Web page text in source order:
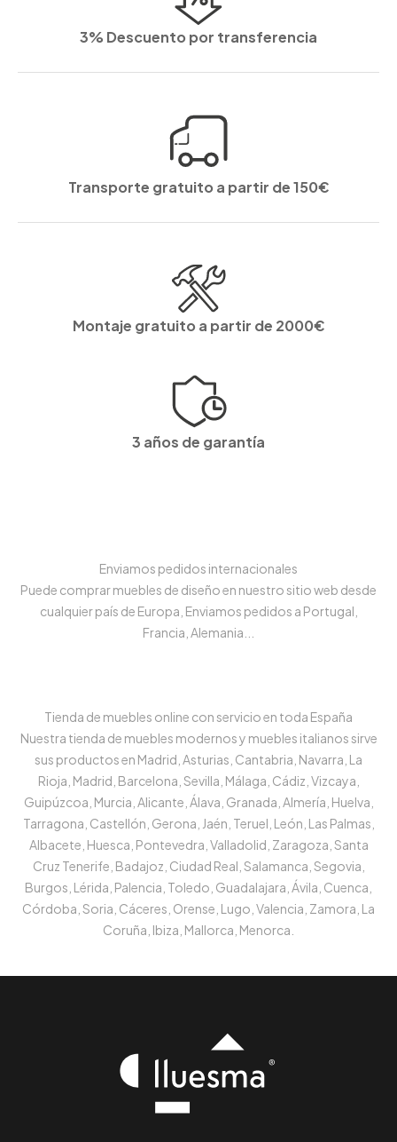
3% Descuento por transferencia
Transporte gratuito a partir de 150€
Montaje gratuito a partir de 2000€
3 años de garantía
Enviamos pedidos internacionales
Puede comprar muebles de diseño en nuestro sitio web desde
cualquier país de Europa, Enviamos pedidos a Portugal,
Francia, Alemania...
Tienda de muebles online con servicio en toda España
Nuestra tienda de muebles modernos y muebles italianos sirve
sus productos en Madrid, Asturias, Cantabria, Navarra, La
Rioja, Madrid, Barcelona, Sevilla, Málaga, Cádiz, Vizcaya,
Guipúzcoa, Murcia, Alicante, Álava, Granada, Almería, Huelva,
Tarragona, Castellón, Gerona, Jaén, Teruel, León, Las Palmas,
Albacete, Huesca, Pontevedra, Valladolid, Zaragoza, Santa
Cruz Tenerife, Badajoz, Ciudad Real, Salamanca, Segovia,
Burgos, Lérida, Palencia, Toledo, Guadalajara, Ávila, Cuenca,
Córdoba, Soria, Cáceres, Orense, Lugo, Valencia, Zamora, La
Coruña, Ibiza, Mallorca, Menorca.